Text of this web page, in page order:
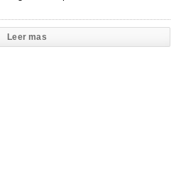
Leer mas